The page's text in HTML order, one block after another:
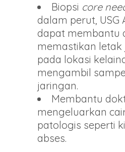
Biopsi core
dalam perut, USG
dapat membantu
memastikan
pada lokasi
mengambil
jaringan.
Membantu
mengeluarkan
patologis seperti
abses.